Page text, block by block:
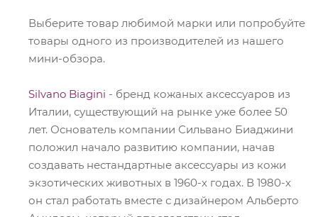
Выберите товар любимой марки или попробуйте
товары одного из производителей из нашего
мини-обзора.
Silvano Biagini - бренд кожаных аксессуаров из
Италии, существующий на рынке уже более 50
лет. Основатель компании Сильвано Биаджини
положил начало развитию компании, начав
создавать нестандартные аксессуары из кожи
экзотических животных в 1960-х годах. В 1980-х
он стал работать вместе с дизайнером Альберто